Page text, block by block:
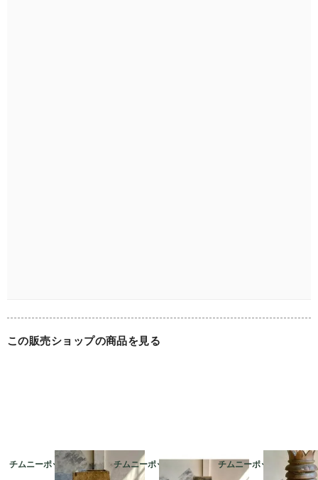
この販売ショップの商品を見る
チムニーポット?ｂV チムニーポット?ｂU チムニーポット??3